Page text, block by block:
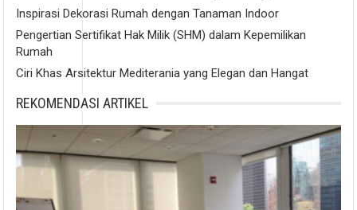
Inspirasi Dekorasi Rumah dengan Tanaman Indoor
Pengertian Sertifikat Hak Milik (SHM) dalam Kepemilikan
Rumah
Ciri Khas Arsitektur Mediterania yang Elegan dan Hangat
REKOMENDASI ARTIKEL